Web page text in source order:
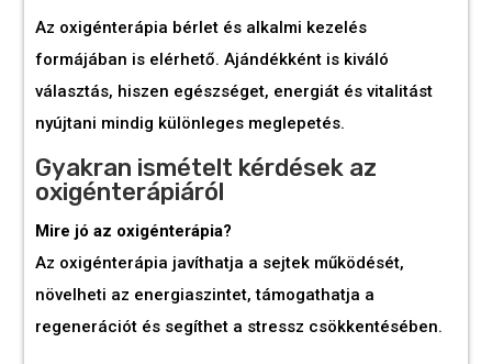
Az oxigénterápia bérlet és alkalmi kezelés
formájában is elérhető. Ajándékként is kiváló
választás, hiszen egészséget, energiát és vitalitást
nyújtani mindig különleges meglepetés.
Gyakran ismételt kérdések az
oxigénterápiáról
Mire jó az oxigénterápia?
Az oxigénterápia javíthatja a sejtek működését,
növelheti az energiaszintet, támogathatja a
regenerációt és segíthet a stressz csökkentésében.